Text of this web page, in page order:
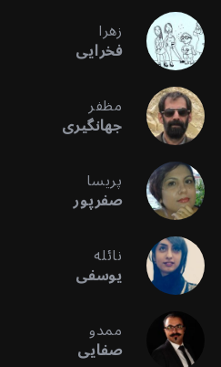
زهرا
فخرایی
مظفر
جهانگیری
پریسا
صفرپور
نائله
یوسفی
ممدو
صفایی